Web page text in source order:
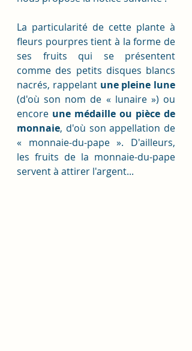
La particularité de cette plante à
fleurs pourpres tient à la forme de
ses fruits qui se présentent
comme des petits disques blancs
nacrés, rappelant une pleine lune
(d'où son nom de « lunaire ») ou
encore une médaille ou pièce de
monnaie, d'où son appellation de
« monnaie-du-pape ». D'ailleurs,
les fruits de la monnaie-du-pape
servent à attirer l'argent...